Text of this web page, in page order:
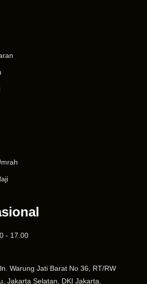
- 17.00
Warung Jati Barat No 36, RT/RW
Jakarta Selatan, DKI Jakarta,